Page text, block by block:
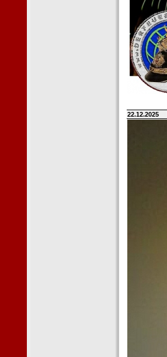
22.12.2025